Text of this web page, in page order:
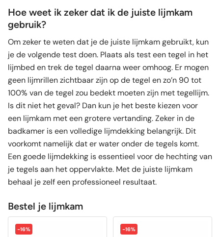
Hoe weet ik zeker dat ik de juiste lijmkam
gebruik?
Om zeker te weten dat je de juiste lijmkam gebruikt, kun
je de volgende test doen. Plaats als test een tegel in het
lijmbed en trek de tegel daarna weer omhoog. Er mogen
geen lijmrillen zichtbaar zijn op de tegel en zo’n 90 tot
100% van de tegel zou bedekt moeten zijn met tegellijm.
Is dit niet het geval? Dan kun je het beste kiezen voor
een lijmkam met een grotere vertanding. Zeker in de
badkamer is een volledige lijmdekking belangrijk. Dit
voorkomt namelijk dat er water onder de tegels komt.
Een goede lijmdekking is essentieel voor de hechting van
je tegels aan het oppervlakte. Met de juiste lijmkam
behaal je zelf een professioneel resultaat.
Bestel je lijmkam
-16% -16%